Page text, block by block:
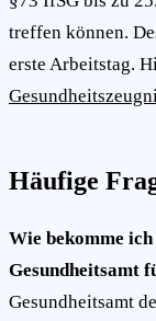
treffen können.
erste Arbeitstag.
Häufige
Wie bekomme
Gesundheitsamt
Gesundheitsamt